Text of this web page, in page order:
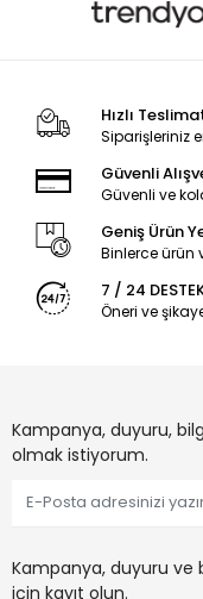
Hızlı
Siparişleriniz
Güvenli
Güvenli ve
Geniş Ürün
Binlerce ürün
7 / 24
Öneri ve
Kampanya, duyuru,
olmak istiyorum.
Kampanya, duyuru ve
için kayıt olun.